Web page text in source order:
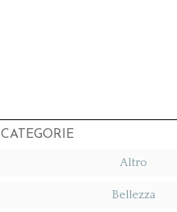
CATEGORIE
Altro
Bellezza